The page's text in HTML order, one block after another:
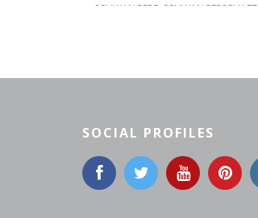
SCHWANGERE SCHWANGERSCHAFT
SOCIAL PROFILES